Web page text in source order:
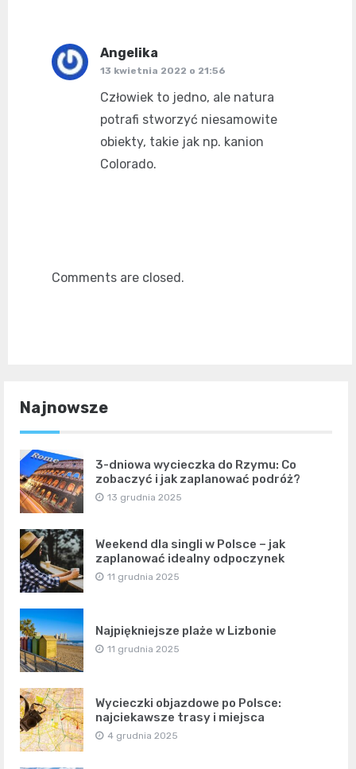
Angelika
13 kwietnia 2022 o 21:56
Człowiek to jedno, ale natura
potrafi stworzyć niesamowite
obiekty, takie jak np. kanion
Colorado.
Comments are closed.
Najnowsze
3-dniowa wycieczka do Rzymu: Co
zobaczyć i jak zaplanować podróż?
13 grudnia 2025
Weekend dla singli w Polsce – jak
zaplanować idealny odpoczynek
11 grudnia 2025
Najpiękniejsze plaże w Lizbonie
11 grudnia 2025
Wycieczki objazdowe po Polsce:
najciekawsze trasy i miejsca
4 grudnia 2025